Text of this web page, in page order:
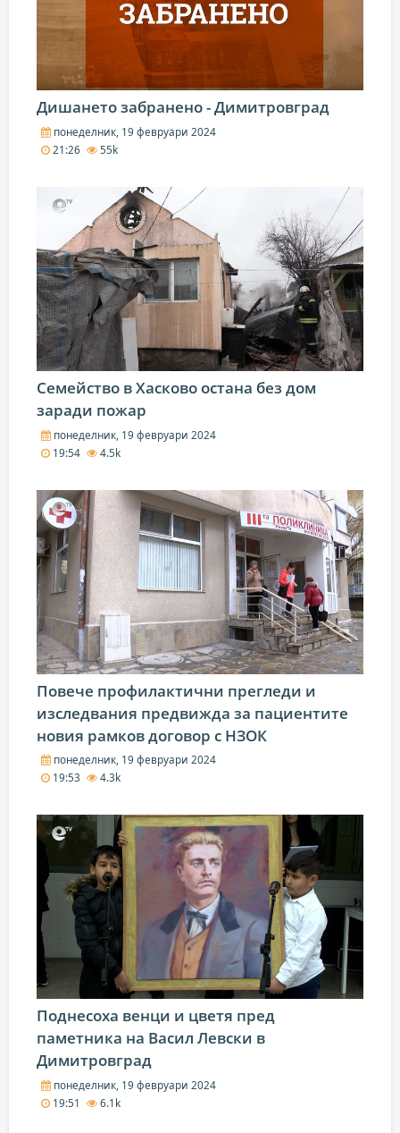
Дишането забранено - Димитровград
понеделник, 19 февруари 2024
21:26
55k
Семейство в Хасково остана без дом
заради пожар
понеделник, 19 февруари 2024
19:54
4.5k
Повече профилактични прегледи и
изследвания предвижда за пациентите
новия рамков договор с НЗОК
понеделник, 19 февруари 2024
19:53
4.3k
Поднесоха венци и цветя пред
паметника на Васил Левски в
Димитровград
понеделник, 19 февруари 2024
19:51
6.1k